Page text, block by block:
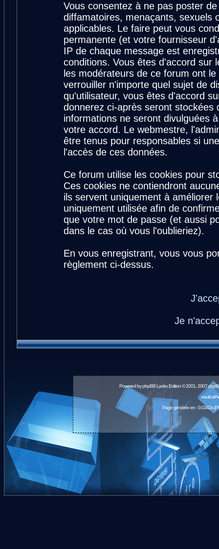
Vous consentez à ne pas poster
diffamatoires, menaçants, sexuels
applicables. Le faire peut vous
permanente (et votre fournisseur
IP de chaque message est
conditions. Vous êtes d'accord sur
les modérateurs de ce forum ont
verrouiller n'importe quel sujet de
qu'utilisateur, vous êtes d'accord
donnerez ci-après seront stockées
informations ne seront divulguées
votre accord. Le webmestre,
être tenus pour responsables si
l'accès de ces données.
Ce forum utilise les cookies pour
Ces cookies ne contiendront
ils servent uniquement à
uniquement utilisée afin de
que votre mot de passe (et aussi
dans le cas où vous l'oublieriez).
En vous enregistrant, vous vous
règlement ci-dessus.
Je
Powered byphpBBLyoko Edition © 2001, 2007
Page générée en : 0.0342s